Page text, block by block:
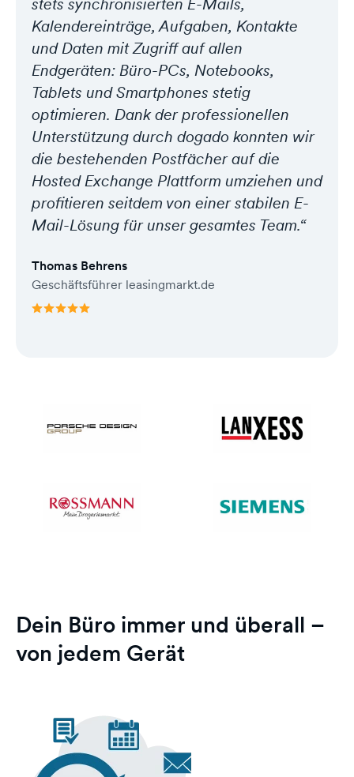
Kalendereinträge, Aufgaben, Kontakte
und Daten mit Zugriff auf allen
Endgeräten: Büro-PCs, Notebooks,
Tablets und Smartphones stetig
optimieren. Dank der professionellen
Unterstützung durch dogado konnten wir
die bestehenden Postfächer auf die
Hosted Exchange Plattform umziehen und
profitieren seitdem von einer stabilen E-
Mail-Lösung für unser gesamtes Team.“
Thomas Behrens
Geschäftsführer leasingmarkt.de
Dein Büro immer und überall –
von jedem Gerät